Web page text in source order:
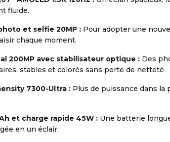
fluide.
et selfie 20MP : Pour adopter une
chaque moment.
200MP avec stabilisateur optique : Des
stables et colorés sans perte de netteté
7300-Ultra : Plus de puissance dans la
et charge rapide 45W : Une batterie
en un éclair.